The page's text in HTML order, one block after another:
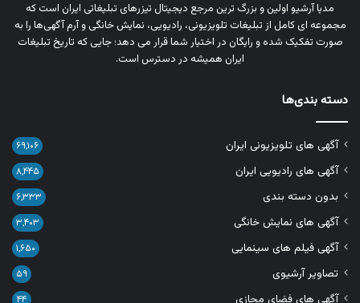
مدیا آرشیو اولین و بزرگ‌ ترین مرجع دیجیتال تیزرهای تبلیغاتی ایران است که
مجموعه‌ ای کامل از تبلیغات تلویزیونی، رادیویی، نمایش خانگی و آرم‌ آگهی‌ها را به‌
صورت تفکیک‌ شده و رایگان در اختیار شما قرار می‌ دهد؛ جایی که تاریخ تبلیغات
ایران همیشه در دسترس است.
دسته بندی‌ها
آگهی های تلویزیونی ایران ۶۹,۱۰۶
آگهی های رادیویی ایران ۸,۴۴۵
بدون دسته بندی ۶,۳۳۳
آگهی های نمایش خانگی ۳,۴۰۳
آگهی فیلم های سینمایی ۱,۶۵۰
تصاویر آرشیوی ۵۹
آگهی های فضای مجازی ۴۴